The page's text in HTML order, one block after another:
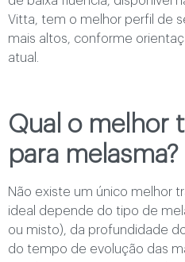
Vitta, tem o melhor perfil de
mais altos, conforme
atual.
Qual o melhor
para melasma?
Não existe um único melhor
ideal depende do tipo de
ou misto), da profundidade
do tempo de evolução das